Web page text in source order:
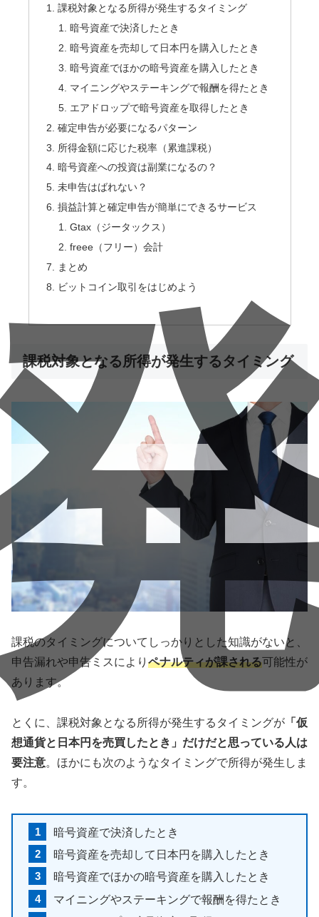
課税対象となる所得が発生するタイミング
暗号資産で決済したとき
暗号資産を売却して日本円を購入したとき
暗号資産でほかの暗号資産を購入したとき
マイニングやステーキングで報酬を得たとき
エアドロップで暗号資産を取得したとき
確定申告が必要になるパターン
所得金額に応じた税率（累進課税）
暗号資産への投資は副業になるの？
未申告はばれない？
損益計算と確定申告が簡単にできるサービス
Gtax（ジータックス）
freee（フリー）会計
まとめ
ビットコイン取引をはじめよう
課税対象となる所得が発生するタイミング
課税のタイミングについてしっかりとした知識がないと、
申告漏れや申告ミスにより ペナルティが課される可能性が
あります。
とくに、課税対象となる所得が発生するタイミングが 「仮
想通貨と日本円を売買したとき」だけだと思っている人は
要注意。ほかにも次のようなタイミングで所得が発生しま
す。
暗号資産で決済したとき
暗号資産を売却して日本円を購入したとき
暗号資産でほかの暗号資産を購入したとき
マイニングやステーキングで報酬を得たとき